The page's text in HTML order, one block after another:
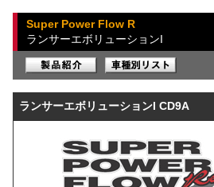
Super Power Flow R
ランサーエボリューションI
ランサーエボリューションI CD9A